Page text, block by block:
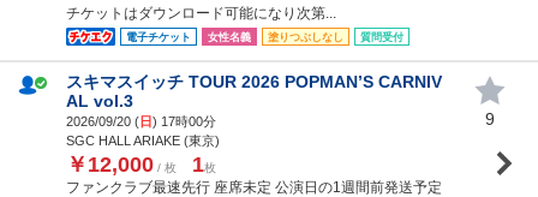
チケットはダウンロード可能になり次第...
電子チケット 女性名義 塗りつぶしなし 質問受付
スキマスイッチ TOUR 2026 POPMAN’S CARNIV
AL vol.3
2026/09/20 (日) 17時00分
SGC HALL ARIAKE (東京)
￥12,000 / 枚 1枚
ファンクラブ最速先行 座席未定 公演日の1週間前発送予定
9